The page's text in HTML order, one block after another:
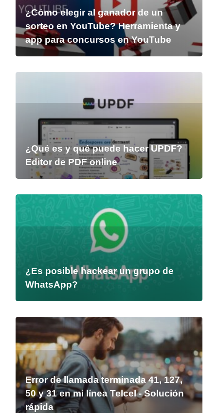
¿Cómo elegir al ganador de un
sorteo en YouTube? Herramienta y
app para concursos en YouTube
¿Qué es y qué puede hacer UPDF?
Editor de PDF online
¿Es posible hackear un grupo de
WhatsApp?
Error de llamada terminada 41, 127,
50 y 31 en mi línea Telcel - Solución
rápida